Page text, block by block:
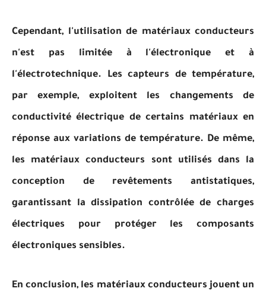
Cependant, l'utilisation de matériaux conducteurs
n'est pas limitée à l'électronique et à
l'électrotechnique. Les capteurs de température,
par exemple, exploitent les changements de
conductivité électrique de certains matériaux en
réponse aux variations de température. De même,
les matériaux conducteurs sont utilisés dans la
conception de revêtements antistatiques,
garantissant la dissipation contrôlée de charges
électriques pour protéger les composants
électroniques sensibles.
En conclusion, les matériaux conducteurs jouent un